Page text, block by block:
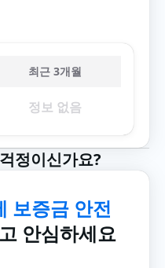
최근 3개월
정보 없음
정이신가요?
보증금 안전
안심하세요